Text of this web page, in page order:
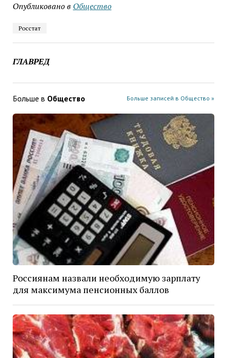
Опубликовано в Общество
Росстат
ГЛАВРЕД
Больше в Общество Больше записей в Общество »
Россиянам назвали необходимую зарплату
для максимума пенсионных баллов